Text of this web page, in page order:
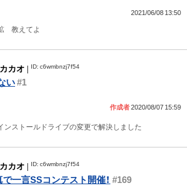
2021/06/08 13:50
教えてよ
カオ | ID: c6wmbnzj7f54
い#1
作成者2020/08/07 15:59
ンストールドライブの変更で解決しました
カオ | ID: c6wmbnzj7f54
で一言SSコンテスト開催！ #169